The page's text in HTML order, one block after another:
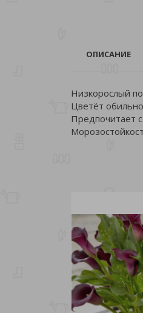
ОПИСАНИЕ
Низкорослый
Цветёт
Предпочитает